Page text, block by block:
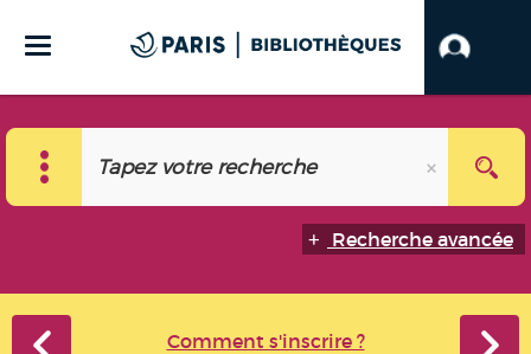
Recherche avancée
Comment s'inscrire ?